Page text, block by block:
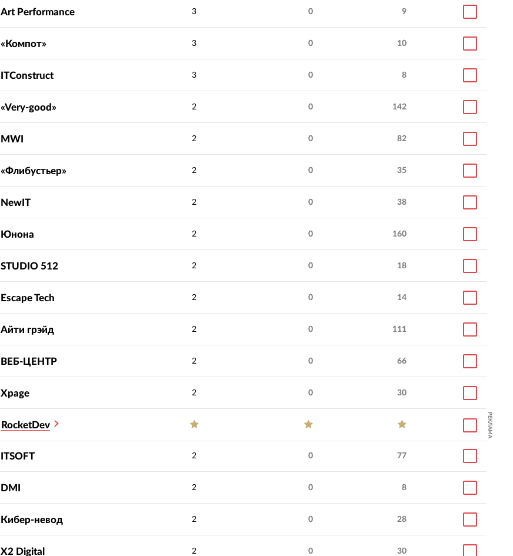
Art Performance 3 0 9
«Компот» 3 0 10
ITConstruct 3 0 8
«Very-good» 2 0 142
MWI 2 0 82
«Флибустьер» 2 0 35
NewIT 2 0 38
Юнона 2 0 160
STUDIO 512 2 0 18
Escape Tech 2 0 14
Айти грэйд 2 0 111
ВЕБ-ЦЕНТР 2 0 66
Xpage 2 0 30
RocketDev РЕКЛАМА
ITSOFT 2 0 77
DMI 2 0 8
Кибер-невод 2 0 28
X2 Digital 2 0 30